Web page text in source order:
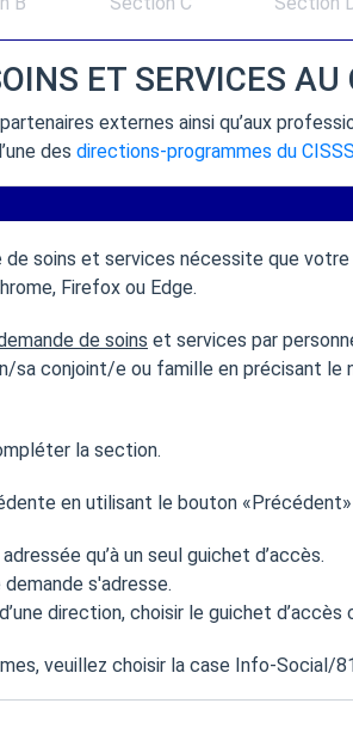
ET SERVICES
partenaires externes ainsi qu’aux
des directions-programmes du
soins et services nécessite que
Firefox ou Edge.
de soins et services par
sa conjoint/e ou famille en précisant le
la section.
en utilisant le bouton
qu’à un seul guichet d’accès.
s'adresse.
direction, choisir le guichet
veuillez choisir la case Info-Social/